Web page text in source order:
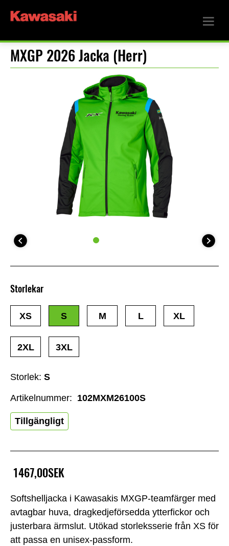
MXGP 2026 Jacka (Herr)
Softshelljacka i Kawasakis MXGP-teamfärger med
avtagbar huva, dragkedjeförsedda ytterfickor och
justerbara ärmslut. Utökad storleksserie från XS för
att passa en unisex-passform.
1467,00SEK
Storlek: S
Tillgängligt
Storlekar
XS S M L XL
2XL 3XL
Artikelnummer: 102MXM26100S